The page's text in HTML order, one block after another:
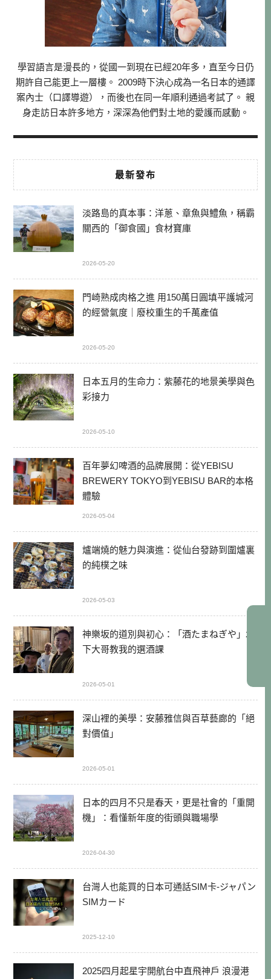
學習語言是漫長的，從國一到現在已經20年多，直至今日仍
期許自己能更上一層樓。 2009時下決心成為一名日本的通譯
案內士（口譯導遊），而後也在同一年順利通過考試了。 親
身走訪日本許多地方，深深為他們對土地的愛護而感動。
最新發布
淡路島的真本事：洋蔥、章魚與鱧魚，稱霸
關西的「御食國」食材寶庫
2026-05-20
門崎熟成肉格之進 用150萬日圓填平護城河
的經營氣度｜廢校重生的千萬產值
2026-05-20
日本五月的生命力：紫藤花的地景美學與色
彩接力
2026-05-10
百年夢幻啤酒的品牌展開：從YEBISU
BREWERY TOKYO到YEBISU BAR的本格
體驗
2026-05-04
爐端燒的魅力與演進：從仙台發跡到圍爐裏
的純樸之味
2026-05-03
神樂坂的道別與初心：「酒たまねぎや」木
下大哥教我的選酒課
2026-05-01
深山裡的美學：安藤雅信與百草藝廊的「絕
對價值」
2026-05-01
日本的四月不只是春天，更是社會的「重開
機」：看懂新年度的街頭與職場學
2026-04-30
台灣人也能買的日本可通話SIM卡-ジャパン
SIMカード
2025-12-10
2025四月起星宇開航台中直飛神戶 浪漫港